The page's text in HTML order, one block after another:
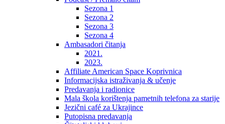
Sezona 1
Sezona 2
Sezona 3
Sezona 4
Ambasadori čitanja
2021.
2023.
Affiliate American Space Koprivnica
Informacijska istraživanja & učenje
Predavanja i radionice
Mala škola korištenja pametnih telefona za starije
Jezični café za Ukrajince
Putopisna predavanja